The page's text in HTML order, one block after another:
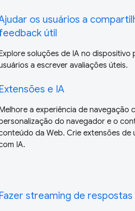
os usuários a
útil
soluções de IA no dispositivo
a escrever avaliações úteis.
Extensões e IA
a experiência de navegação
do navegador e o
da Web. Crie extensões de
IA.
Fazer streaming de respostas